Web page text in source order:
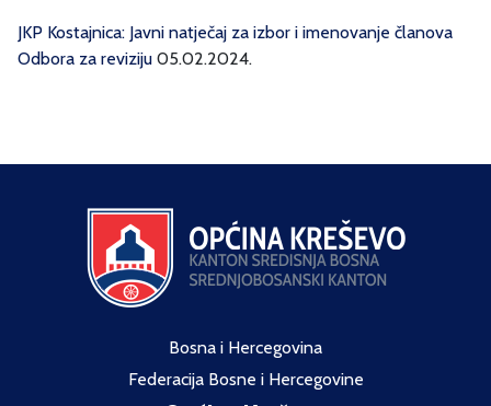
JKP Kostajnica: Javni natječaj za izbor i imenovanje članova
Odbora za reviziju 05.02.2024.
Bosna i Hercegovina
Federacija Bosne i Hercegovine